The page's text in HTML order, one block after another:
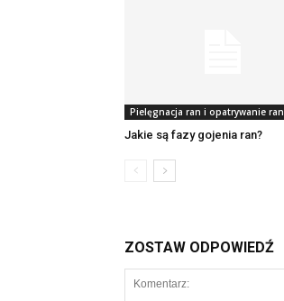
Pielęgnacja ran i opatrywanie ran
Jakie są fazy gojenia ran?
ZOSTAW ODPOWIEDŹ